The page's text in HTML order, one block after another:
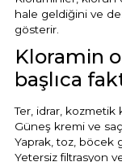
Yosun Önleyici
Havuz Suyu
Çöktürücü
Beatbot
Bwt Havuz
Dozaj
Havuz Trafoları
Krom
Lamba
Havuz Merdiven
Havuz Filtreleri
Havuz Besi
hale geldiğini ve
gösterir.
Kloramin
başlıca
Ter, idrar, kozmetik
Güneş kremi ve
Yaprak, toz, böcek
Yetersiz filtrasyon